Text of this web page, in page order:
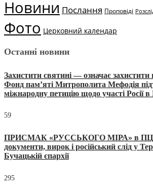
Новини Послання Проповіді
Фото Церковний календар
Останні новини
Захистити святині — означає
Фонд пам’яті Митрополита Мефодія
міжнародну петицію щодо участі
59
ПРИСМАК «РУССЬКОГО МІРА» в ПЦУ:
документи, вирок і російський слід у
Бучацькій єпархії
295